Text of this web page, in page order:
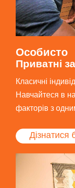
Особисто
Приватні
Класичні
Навчайтеся в
факторів з
Дізнатися